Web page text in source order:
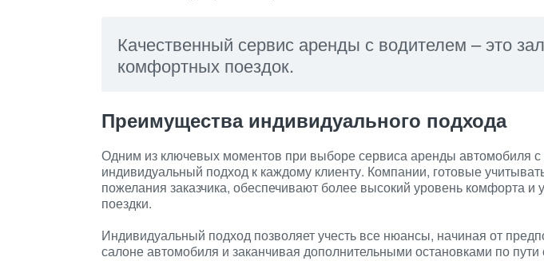
Качественный сервис аренды с водителем – это
комфортных поездок.
Преимущества индивидуального подхода
Одним из ключевых моментов при выборе сервиса аренды автомобиля с
индивидуальный подход к каждому клиенту. Компании, готовые
пожелания заказчика, обеспечивают более высокий уровень комфорта и
поездки.
Индивидуальный подход позволяет учесть все нюансы, начиная от
салоне автомобиля и заканчивая дополнительными остановками по пути